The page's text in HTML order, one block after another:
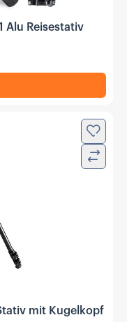
Alu Reisestativ
Compact Traveler
Zur
mit Kugelkopf